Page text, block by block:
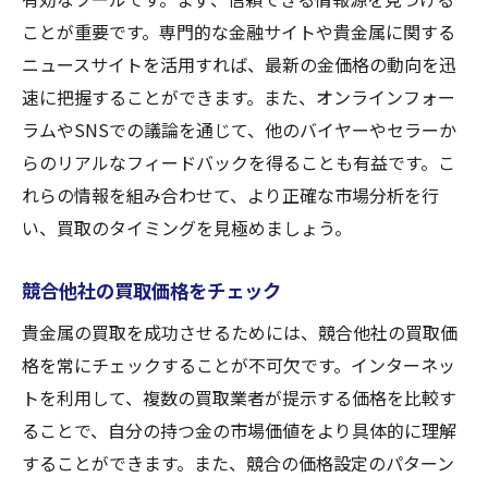
ことが重要です。専門的な金融サイトや貴金属に関する
ニュースサイトを活用すれば、最新の金価格の動向を迅
速に把握することができます。また、オンラインフォー
ラムやSNSでの議論を通じて、他のバイヤーやセラーか
らのリアルなフィードバックを得ることも有益です。こ
れらの情報を組み合わせて、より正確な市場分析を行
い、買取のタイミングを見極めましょう。
競合他社の買取価格をチェック
貴金属の買取を成功させるためには、競合他社の買取価
格を常にチェックすることが不可欠です。インターネッ
トを利用して、複数の買取業者が提示する価格を比較す
ることで、自分の持つ金の市場価値をより具体的に理解
することができます。また、競合の価格設定のパターン